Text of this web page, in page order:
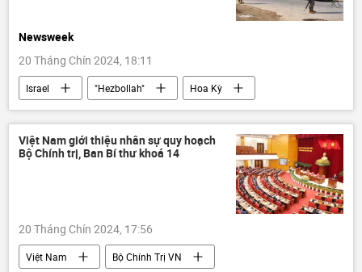
Newsweek
20 Tháng Chín 2024, 18:11
Israel "Hezbollah"
Hoa Kỳ
Báo chí thế giới
Lebanon
Trung Đông
Thế giới
Vòng xoáy căng thẳng mới ở Trung Đông
Việt Nam giới thiệu nhân sự quy hoạch
Bộ Chính trị, Ban Bí thư khoá 14
20 Tháng Chín 2024, 17:56
Việt Nam Bộ Chính Trị VN